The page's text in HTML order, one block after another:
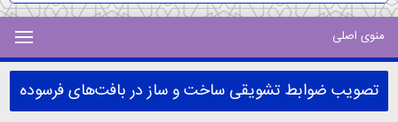
منوی اصلی
تصویب ضوابط تشویقی ساخت و ساز در بافت‌های فرسوده